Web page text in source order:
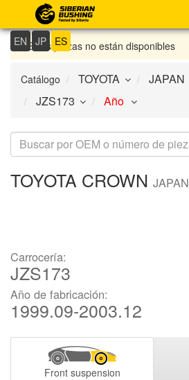
EN JP ES
Si las piezas no están disponibles
Catálogo
TOYOTA CROWN JAPAN
Carrocería:
JZS173
Año de fabricación:
1999.09-2003.12
Front suspension